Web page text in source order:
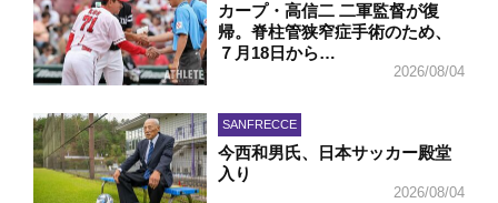
カープ・高信二 二軍監督が復
帰。脊柱管狭窄症手術のため、
７月18日から…
2026/08/04
SANFRECCE
今西和男氏、日本サッカー殿堂
入り
2026/08/04